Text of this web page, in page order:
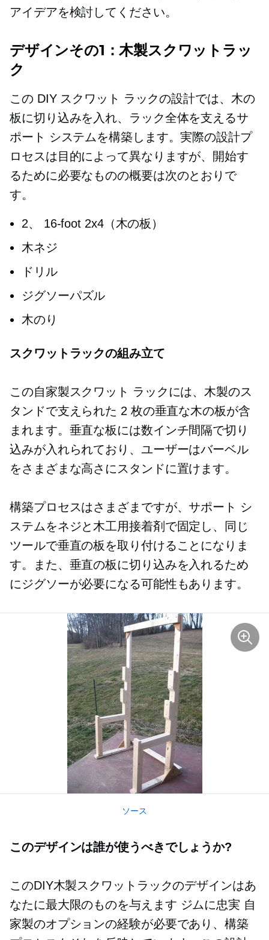
アイデアを検討してください。
デザインその1：木製スクワットラッ
ク
この DIY スクワット ラックの設計では、木の
板に切り込みを入れ、ラック全体を支えるサ
ポート システムを構築します。実際の設計プ
ロセスは目的によって異なりますが、開始す
るために必要なものの概要は次のとおりで
す。
2、 16-foot 2x4（木の板）
木ネジ
ドリル
ジグソーパズル
木のり
スクワットラックの組み立て
この自家製スクワット ラックには、木製のス
タンドで支えられた 2 枚の垂直な木の板が含
まれます。垂直な板には数インチ間隔で切り
込みが入れられており、ユーザーはバーベル
をさまざまな高さにスタンドに置けます。
構築プロセスはさまざまですが、サポート シ
ステムをネジと木工用接着剤で固定し、同じ
ツールで垂直の板を取り付けることになりま
す。また、垂直の板に切り込みを入れるため
にジグソーが必要になる可能性もあります。
ソース
このデザインは誰が使うべきでしょうか?
このDIY木製スクワットラックのデザインはあ
なたに最大限のものを与えます ジムに忠実 自
家製のオプションの経験が必要であり、構築